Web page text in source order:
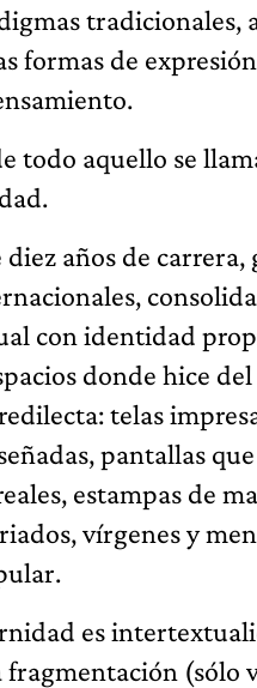
tradicionales,
formas de expresión
todo aquello se
años de carrera,
con identidad
donde hice
telas
pantallas
estampas de
vírgenes y
es
fragmentación (sólo